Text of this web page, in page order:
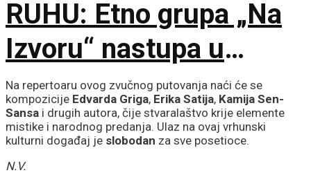
RUHU: Etno grupa „Na
Izvoru“ nastupa u
Smederevu
Na repertoaru ovog zvučnog putovanja naći će se
kompozicije Edvarda Griga, Erika Satija, Kamija Sen-
Sansa i drugih autora, čije stvaralaštvo krije elemente
mistike i narodnog predanja. Ulaz na ovaj vrhunski
kulturni događaj je slobodan za sve posetioce.
N.V.